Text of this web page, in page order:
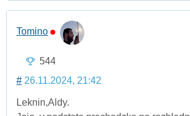
Tomino
544
# 26.11.2024, 21:42
Leknin,Aldy.